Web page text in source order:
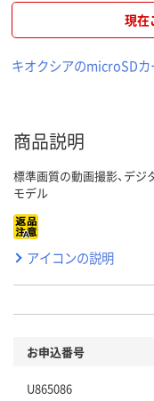
現在
キオクシアのmicroSDカ
商品説明
標準画質の動画撮影、デジ
モデル
アイコンの説明
お申込番号
U865086